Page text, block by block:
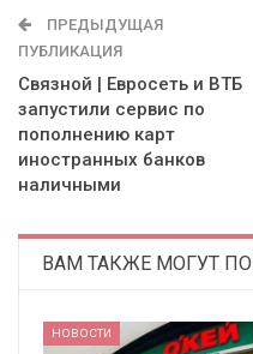
ПРЕДЫДУЩАЯ
ПУБЛИКАЦИЯ
Связной | Евросеть и ВТБ
запустили сервис по
пополнению карт
иностранных банков
наличными
ВАМ ТАКЖЕ МОГУТ
НОВОСТИ